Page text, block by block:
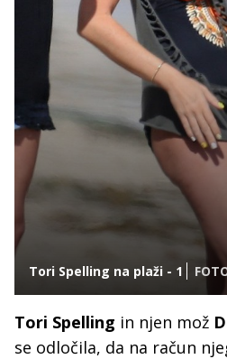
Tori Spelling na plaži - 1
Tori Spelling in njen mož
se odločila, da na račun